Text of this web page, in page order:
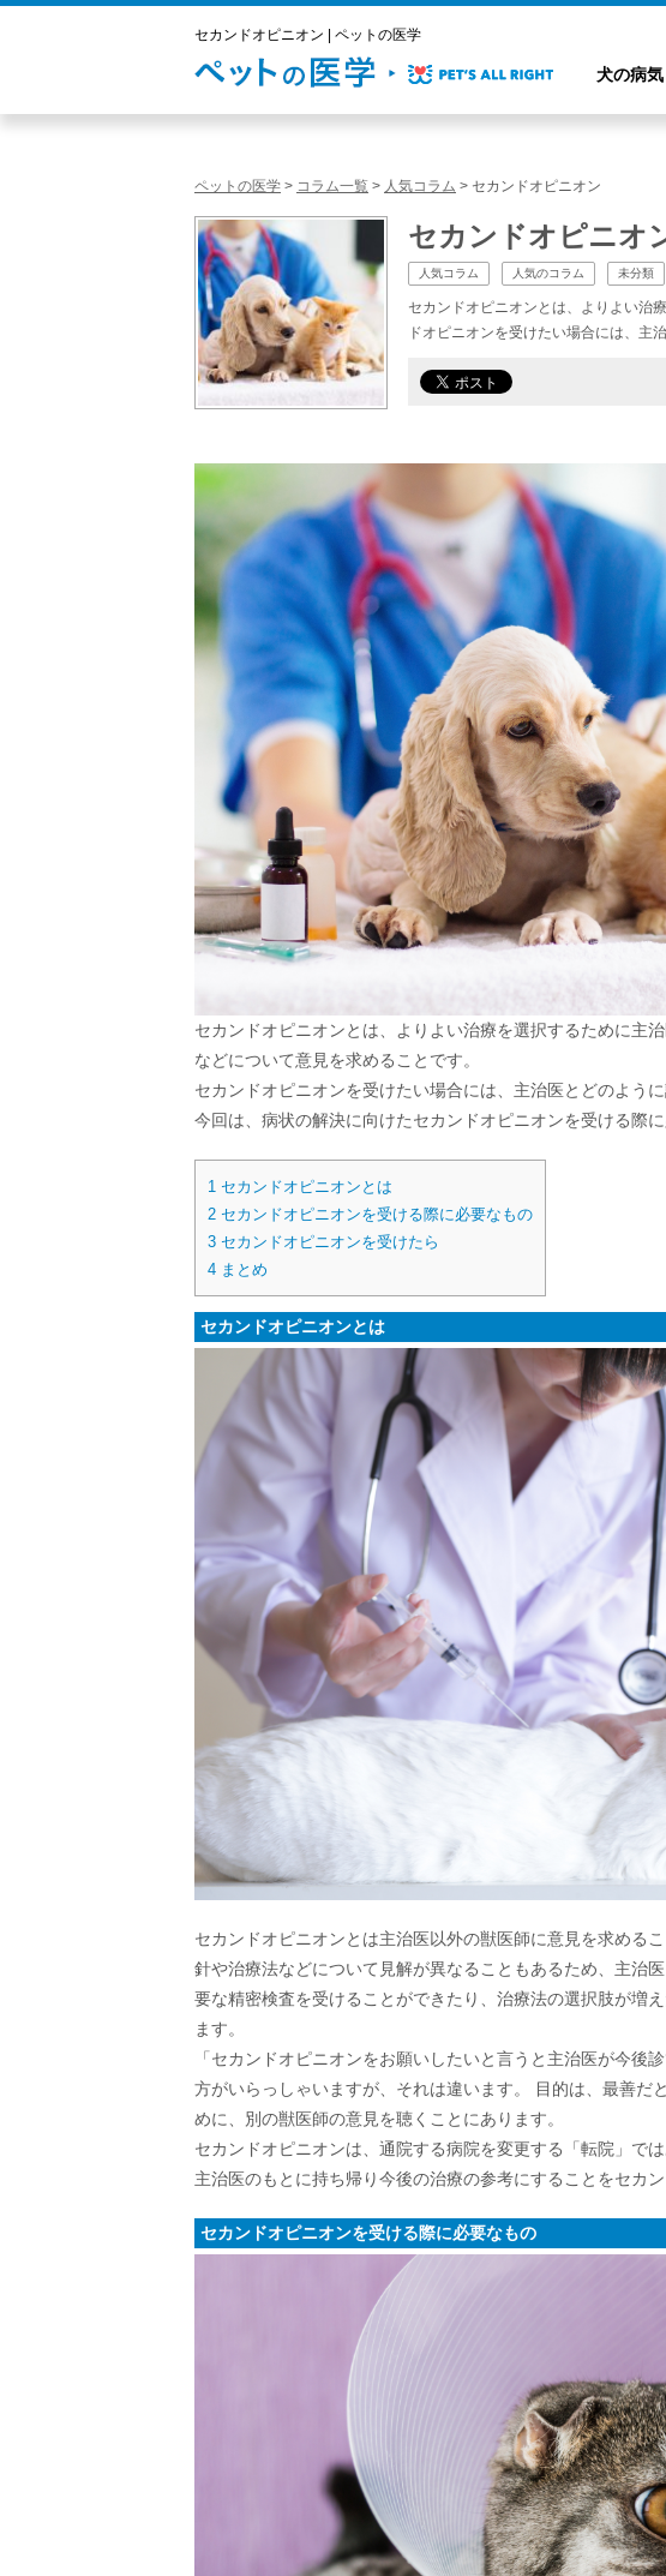
セカンドオピニオン | ペットの医学
犬の病気
ペットの医学 > コラム一覧 > 人気コラム > セカンドオピニオン
セカンドオピニオ
人気コラム 人気のコラム 未分類
セカンドオピニオンとは、よりよい治
ドオピニオンを受けたい場合には、
セカンドオピニオンとは、よりよい治療を選択するために主
などについて意見を求めることです。
セカンドオピニオンを受けたい場合には、主治医とどのよう
今回は、病状の解決に向けたセカンドオピニオンを受ける際
1 セカンドオピニオンとは
2 セカンドオピニオンを受ける際に必要なもの
3 セカンドオピニオンを受けたら
4 まとめ
セカンドオピニオンとは
セカンドオピニオンとは主治医以外の獣医師に意見を求める
針や治療法などについて見解が異なることもあるため、主治
要な精密検査を受けることができたり、治療法の選択肢が増
ます。
「セカンドオピニオンをお願いしたいと言うと主治医が今後
方がいらっしゃいますが、それは違います。 目的は、最善だ
めに、別の獣医師の意見を聴くことにあります。
セカンドオピニオンは、通院する病院を変更する「転院」で
主治医のもとに持ち帰り今後の治療の参考にすることをセカ
セカンドオピニオンを受ける際に必要なもの